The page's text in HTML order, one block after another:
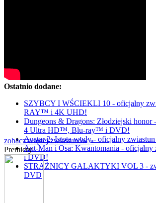
Ostatnio dodane:
SZYBCY I WŚCIEKLI 10 - oficjalny
RAY™ i 4K UHD!
Dungeons & Dragons: Złodziejski honor
4 Ultra HD™, Blu-ray™ i DVD!
Avatar 2: Istota wody - oficjalny
Ant-Man i Osa: Kwantomania -
i DVD!
STRAŻNICY GALAKTYKI VOL 3 -
DVD
zobacz więcej zwiastunów »
Premiery